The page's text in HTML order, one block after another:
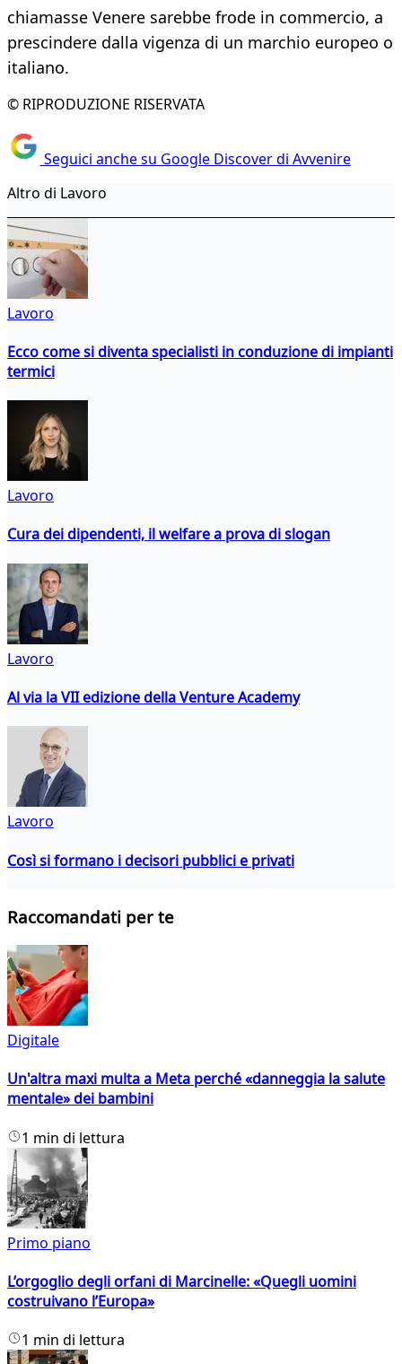
chiamasse Venere sarebbe frode in commercio, a
prescindere dalla vigenza di un marchio europeo o
italiano.
© RIPRODUZIONE RISERVATA
Seguici anche su Google Discover di Avvenire
Altro di Lavoro
Lavoro
Ecco come si diventa specialisti in conduzione di impianti
termici
Lavoro
Cura dei dipendenti, il welfare a prova di slogan
Lavoro
Al via la VII edizione della Venture Academy
Lavoro
Così si formano i decisori pubblici e privati
Raccomandati per te
Digitale
Un'altra maxi multa a Meta perché «danneggia la salute
mentale» dei bambini
1 min di lettura
Primo piano
L’orgoglio degli orfani di Marcinelle: «Quegli uomini
costruivano l’Europa»
1 min di lettura